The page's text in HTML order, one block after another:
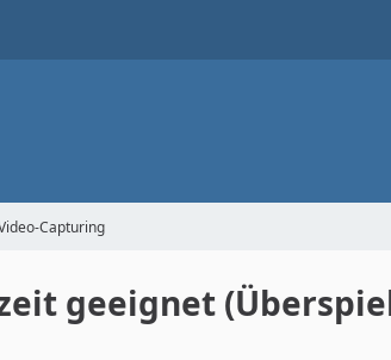
Capturing
geeignet